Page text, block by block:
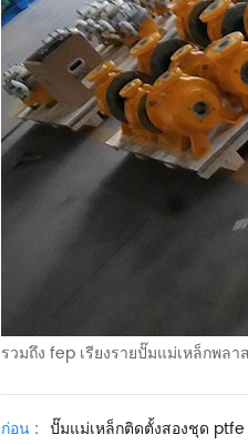
รวมถึง fep เรียงรายปั๊มแม่เหล็กพล
ก่อน : ปั๊มแม่เหล็กติดตั้งสองชุด